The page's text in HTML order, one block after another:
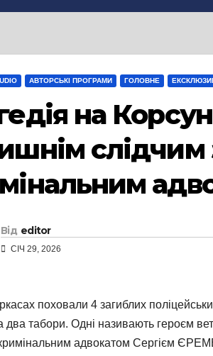
АВТОРСЬКІ ПРОГРАМИ ГОЛОВНЕ
на
слідчим
Від editor
СІЧ 29, 2026
поховали 4 загиблих
два табори. Одні називають героєм
адвокатом Сергієм